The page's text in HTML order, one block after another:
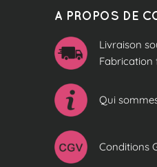
A PROPOS DE
Livraison
Fabrication
Qui
Conditions